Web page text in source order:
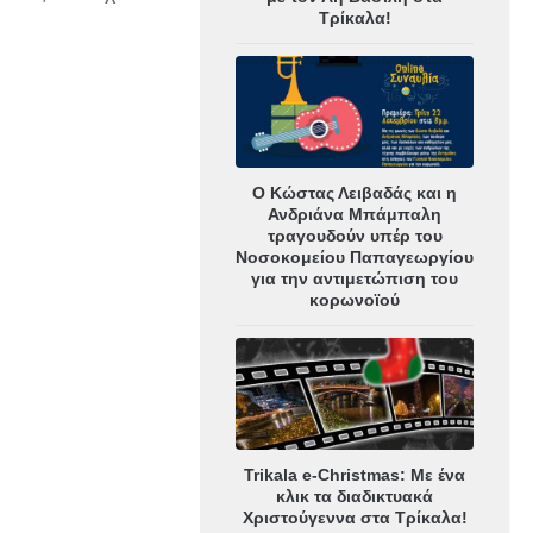
Τρίκαλα!
Ο Κώστας Λειβαδάς και η
Ανδριάνα Μπάμπαλη
τραγουδούν υπέρ του
Νοσοκομείου Παπαγεωργίου
για την αντιμετώπιση του
κορωνοϊού
Trikala e-Christmas: Με ένα
κλικ τα διαδικτυακά
Χριστούγεννα στα Τρίκαλα!